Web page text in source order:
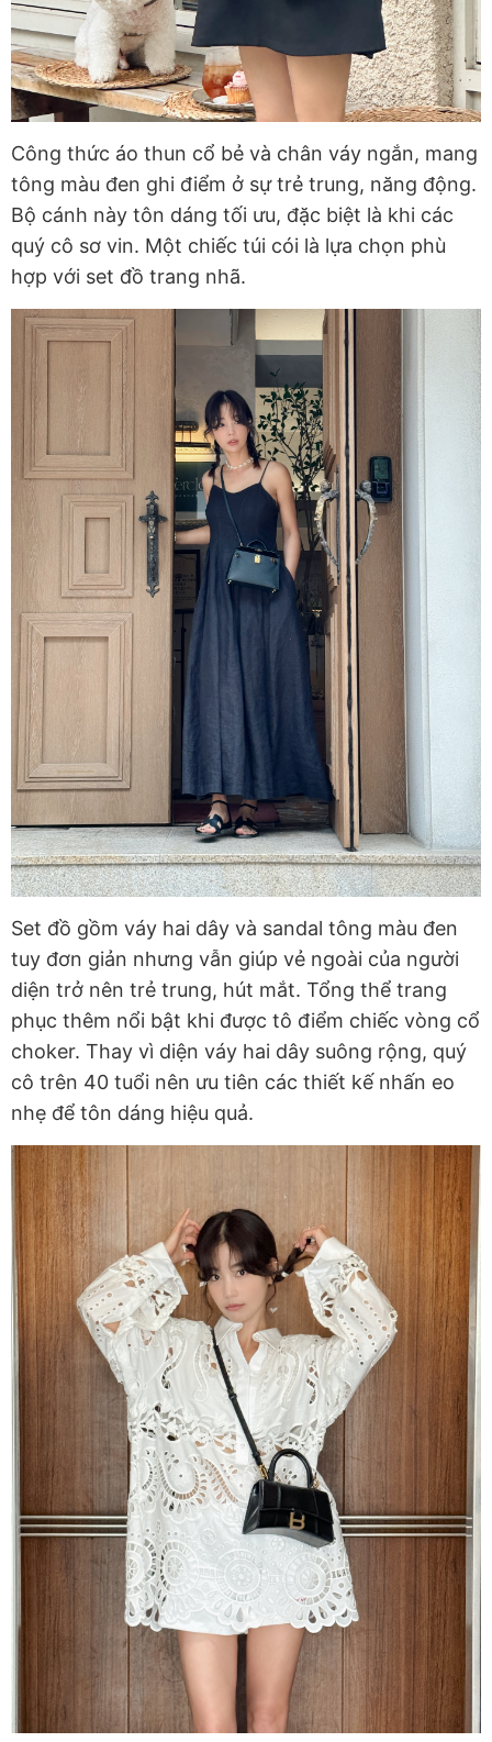
Công thức áo thun cổ bẻ và chân váy ngắn, mang
tông màu đen ghi điểm ở sự trẻ trung, năng động.
Bộ cánh này tôn dáng tối ưu, đặc biệt là khi các
quý cô sơ vin. Một chiếc túi cói là lựa chọn phù
hợp với set đồ trang nhã.
Set đồ gồm váy hai dây và sandal tông màu đen
tuy đơn giản nhưng vẫn giúp vẻ ngoài của người
diện trở nên trẻ trung, hút mắt. Tổng thể trang
phục thêm nổi bật khi được tô điểm chiếc vòng cổ
choker. Thay vì diện váy hai dây suông rộng, quý
cô trên 40 tuổi nên ưu tiên các thiết kế nhấn eo
nhẹ để tôn dáng hiệu quả.